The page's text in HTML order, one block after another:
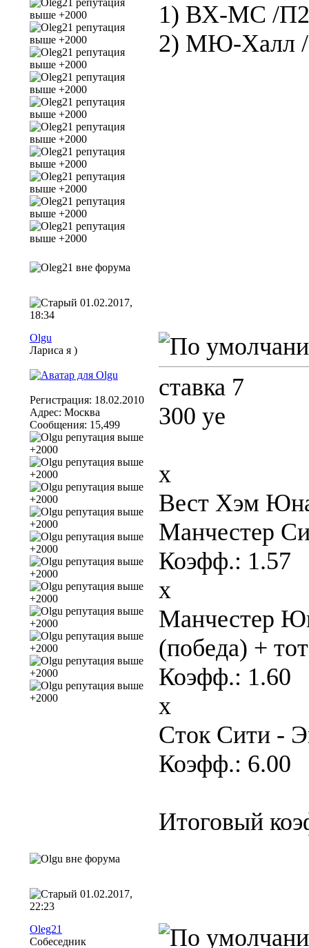
1) ВХ-МС /
2) МЮ-Халл /
01.02.2017,
18:34
Olgu
Лариса я )
Регистрация: 18.02.2010
Адрес: Москва
Сообщения: 15,499
ставка 7
300 уе
x
Вест Хэм
Манчестер
Коэфф.: 1.57
x
Манчестер
(победа) +
Коэфф.: 1.60
x
Сток Сити -
Коэфф.: 6.00
Итоговый
01.02.2017,
22:23
Oleg21
Собеседник